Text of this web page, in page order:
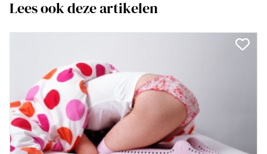
Lees ook deze artikelen